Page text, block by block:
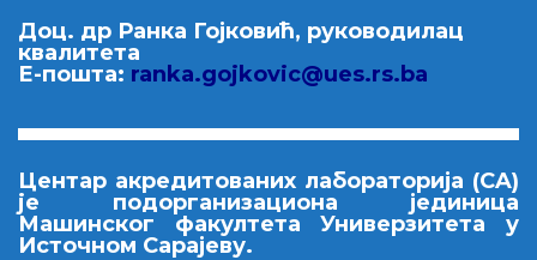
Доц. др Ранка Гојковић, руководилац
квалитета
Е-пошта: ranka.gojkovic@ues.rs.ba
Центар акредитованих лабораторија (CA)
je подорганизациона јединица
Машинског факултета Универзитета у
Источном Сарајеву.